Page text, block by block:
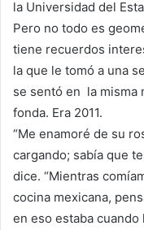
la Universidad del
Pero no todo es
tiene recuerdos
la que le tomó a una
se sentó en la misma
fonda. Era 2011.
“Me enamoré de su
cargando; sabía que
dice. “Mientras
cocina mexicana,
en eso estaba